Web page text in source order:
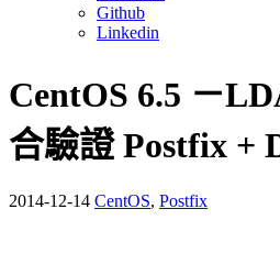
Github
Linkedin
CentOS 6.5 －
合驗證 Postfix +
2014-12-14 CentOS, Postfix